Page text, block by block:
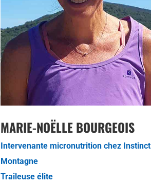
MARIE-NOËLLE BOURGEOIS
Intervenante micronutrition chez Instinct
Montagne
Traileuse élite